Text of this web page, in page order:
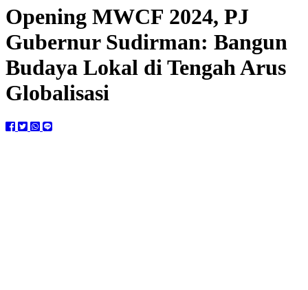
Opening MWCF 2024, PJ
Gubernur Sudirman: Bangun
Budaya Lokal di Tengah Arus
Globalisasi